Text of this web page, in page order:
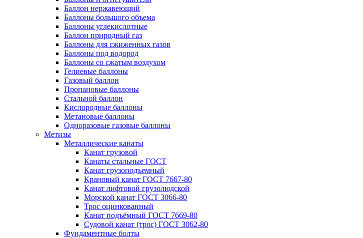
Баллон нержавеющий
Баллоны большого объема
Баллоны углекислотные
Баллон природный газ
Баллоны для сжиженных газов
Баллоны под водород
Баллоны со сжатым воздухом
Гелиевые баллоны
Газовый баллон
Пропановые баллоны
Стальной баллон
Кислородные баллоны
Метановые баллоны
Одноразовые газовые баллоны
Метизы
Металлические канаты
Канат грузовой
Канаты стальные ГОСТ
Канат грузоподъемный
Крановый канат ГОСТ 7667-80
Канат лифтовой грузолюдской
Морской канат ГОСТ 3066-80
Трос оцинкованный
Канат подъёмный ГОСТ 7669-80
Судовой канат (трос) ГОСТ 3062-80
Фундаментные болты